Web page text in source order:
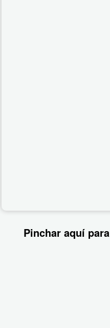
Pinchar aquí